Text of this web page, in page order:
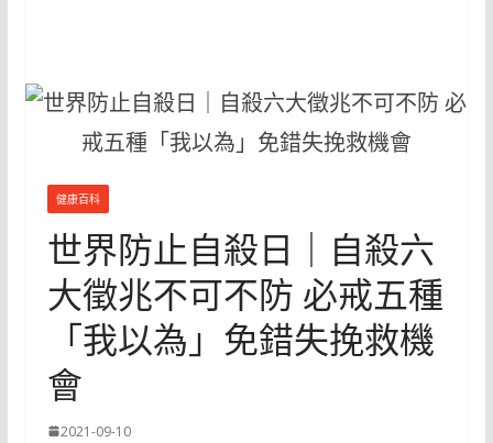
健康百科
世界防止自殺日｜自殺六
大徵兆不可不防 必戒五種
「我以為」免錯失挽救機
會
2021-09-10